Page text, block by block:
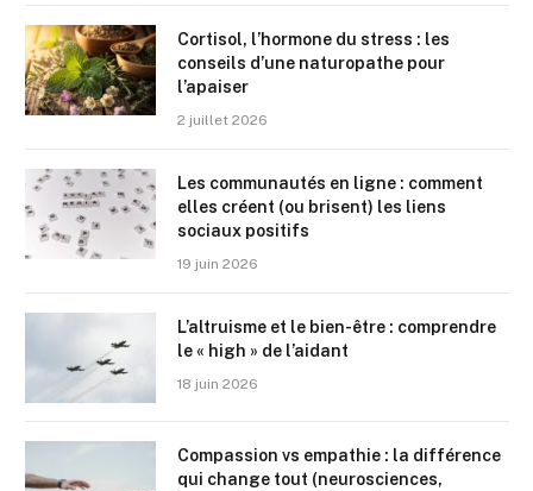
Cortisol, l’hormone du stress : les
conseils d’une naturopathe pour
l’apaiser
2 juillet 2026
Les communautés en ligne : comment
elles créent (ou brisent) les liens
sociaux positifs
19 juin 2026
L’altruisme et le bien-être : comprendre
le « high » de l’aidant
18 juin 2026
Compassion vs empathie : la différence
qui change tout (neurosciences,